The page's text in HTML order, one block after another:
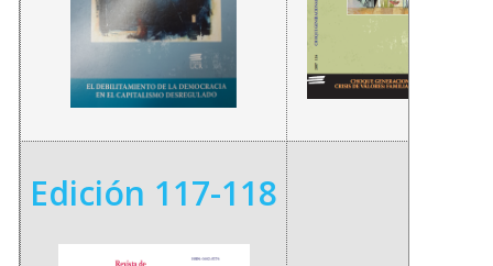
Edición 117-118